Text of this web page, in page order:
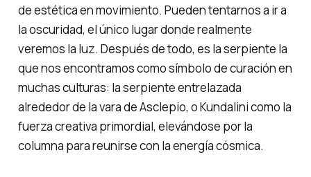
de estética en movimiento. Pueden tentarnos a ir a
la oscuridad, el único lugar donde realmente
veremos la luz. Después de todo, es la serpiente la
que nos encontramos como símbolo de curación en
muchas culturas: la serpiente entrelazada
alrededor de la vara de Asclepio, o Kundalini como la
fuerza creativa primordial, elevándose por la
columna para reunirse con la energía cósmica.